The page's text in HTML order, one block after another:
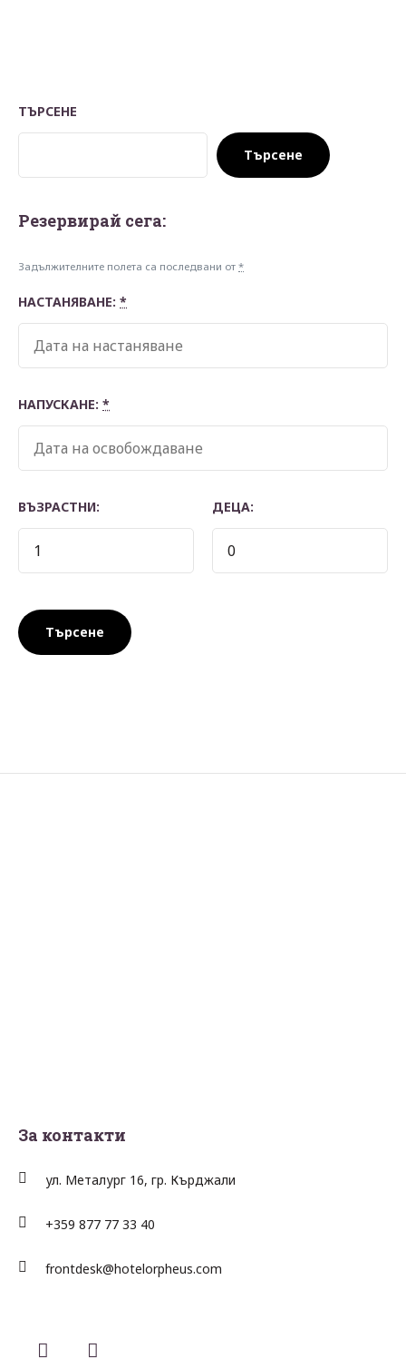
ТЪРСЕНЕ
Търсене
Резервирай сегa:
Задължителните полета са последвани от *
НАСТАНЯВАНЕ: *
НАПУСКАНЕ: *
ВЪЗРАСТНИ: ДЕЦА:
За контакти
ул. Металург 16, гр. Кърджали
+359 877 77 33 40
frontdesk@hotelorpheus.com